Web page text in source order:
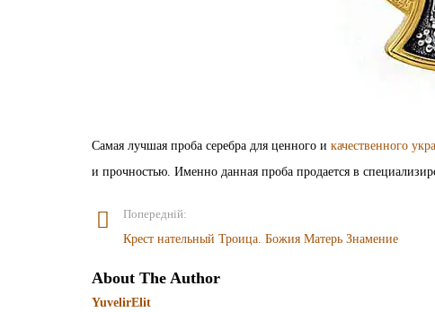
Самая лучшая проба серебра для ценного и качественного
и прочностью. Именно данная проба продается в
Попередній:
Крест нательный Троица. Божия Матерь Знамение
About The Author
YuvelirElit